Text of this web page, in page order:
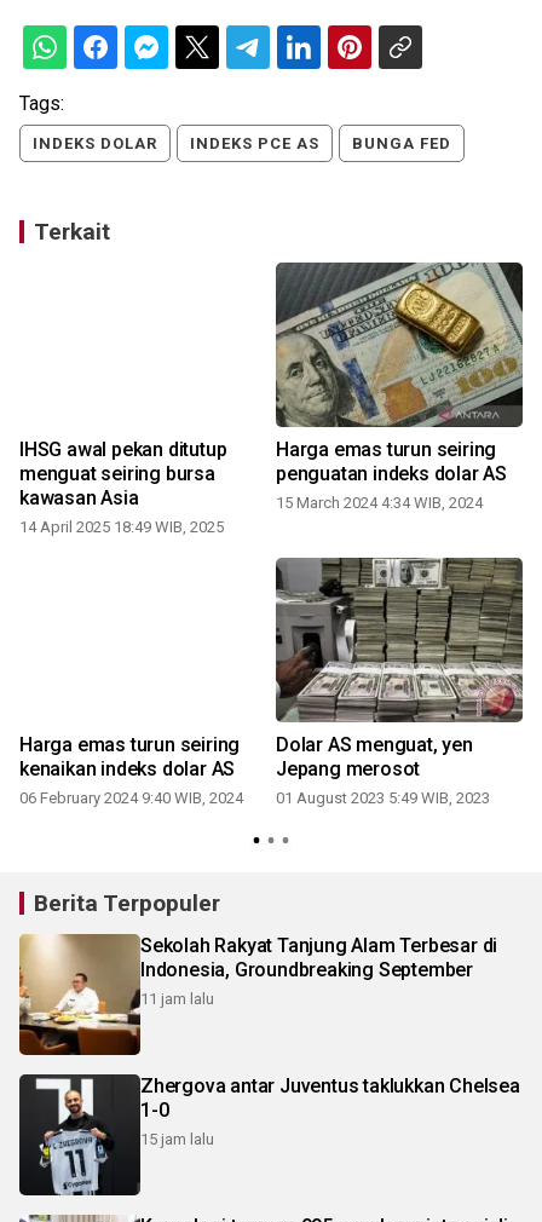
Tags:
INDEKS DOLAR INDEKS PCE AS BUNGA FED
Terkait
IHSG awal pekan ditutup
menguat seiring bursa
kawasan Asia
14 April 2025 18:49 WIB, 2025
Harga emas turun seiring
penguatan indeks dolar AS
15 March 2024 4:34 WIB, 2024
Harga emas turun seiring
kenaikan indeks dolar AS
06 February 2024 9:40 WIB, 2024
Dolar AS menguat, yen
Jepang merosot
01 August 2023 5:49 WIB, 2023
Berita Terpopuler
Sekolah Rakyat Tanjung Alam Terbesar di
Indonesia, Groundbreaking September
11 jam lalu
Zhergova antar Juventus taklukkan Chelsea
1-0
15 jam lalu